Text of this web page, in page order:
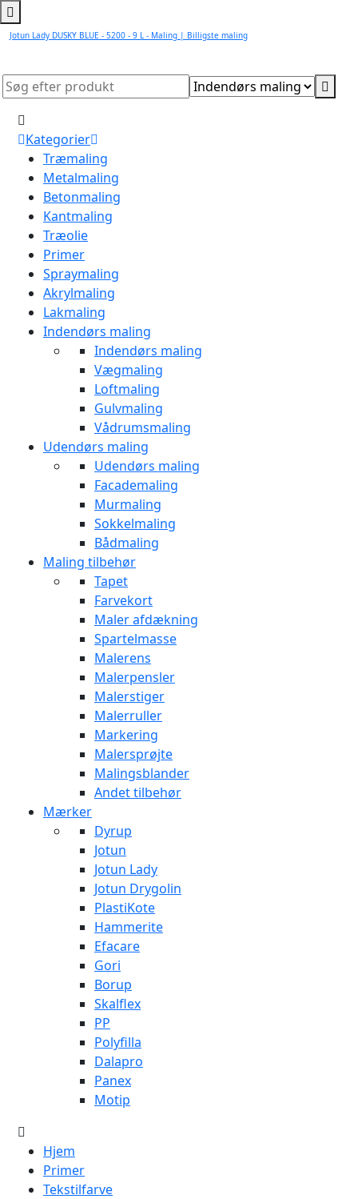
Jotun Lady DUSKY BLUE - 5200 - 9 L - Maling | Billigste maling
Kategorier
Træmaling
Metalmaling
Betonmaling
Kantmaling
Træolie
Primer
Spraymaling
Akrylmaling
Lakmaling
Indendørs maling
Indendørs maling
Vægmaling
Loftmaling
Gulvmaling
Vådrumsmaling
Udendørs maling
Udendørs maling
Facademaling
Murmaling
Sokkelmaling
Bådmaling
Maling tilbehør
Tapet
Farvekort
Maler afdækning
Spartelmasse
Malerens
Malerpensler
Malerstiger
Malerruller
Markering
Malersprøjte
Malingsblander
Andet tilbehør
Mærker
Dyrup
Jotun
Jotun Lady
Jotun Drygolin
PlastiKote
Hammerite
Efacare
Gori
Borup
Skalflex
PP
Polyfilla
Dalapro
Panex
Motip
Hjem
Primer
Tekstilfarve